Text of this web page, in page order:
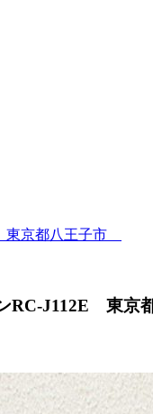
東京都八王子市
RC-J112E 東京